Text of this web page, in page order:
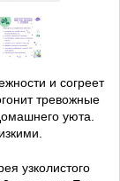
и согреет
тревожные
уюта.
узколистого